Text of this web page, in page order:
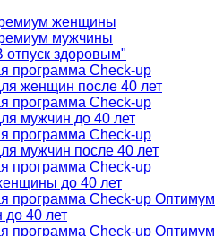
женщины
мужчины
отпуск здоровым"
программа Check-up
женщин после 40 лет
программа Check-up
мужчин до 40 лет
программа Check-up
мужчин после 40 лет
программа Check-up
до 40 лет
программа Check-up Оптимум
40 лет
программа Check-up Оптимум